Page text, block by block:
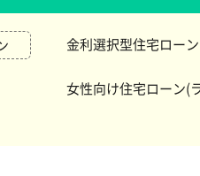
金利選択型住宅ロー
女性向け住宅ローン(